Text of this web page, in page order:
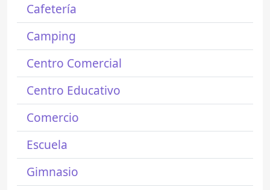
Cafetería
Camping
Centro Comercial
Centro Educativo
Comercio
Escuela
Gimnasio